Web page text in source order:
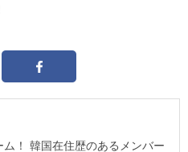
！ 韓国在住歴のあるメンバー